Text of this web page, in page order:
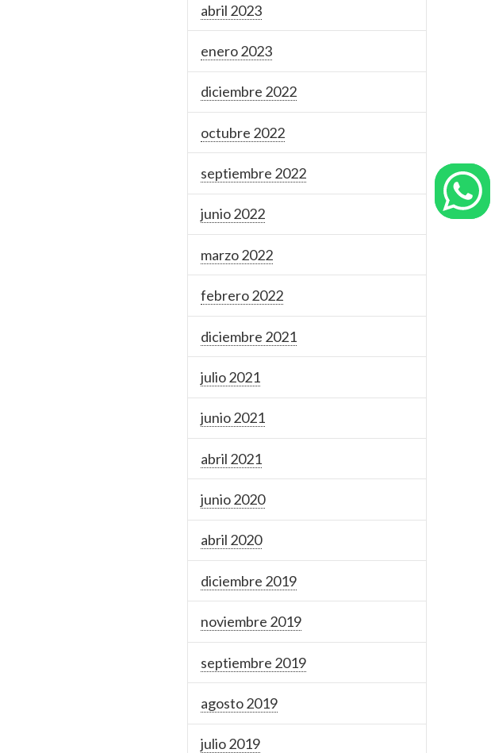
abril 2023
enero 2023
diciembre 2022
octubre 2022
septiembre 2022
junio 2022
marzo 2022
febrero 2022
diciembre 2021
julio 2021
junio 2021
abril 2021
junio 2020
abril 2020
diciembre 2019
noviembre 2019
septiembre 2019
agosto 2019
julio 2019